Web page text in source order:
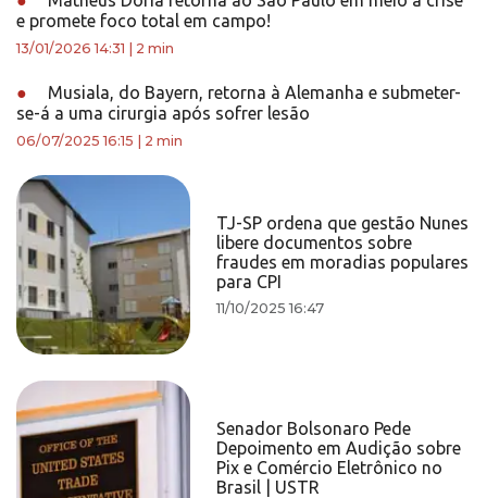
e promete foco total em campo!
13/01/2026 14:31 2 min
●
Musiala, do Bayern, retorna à Alemanha e submeter-
se-á a uma cirurgia após sofrer lesão
06/07/2025 16:15 2 min
TJ-SP ordena que gestão Nunes
libere documentos sobre
fraudes em moradias populares
para CPI
11/10/2025 16:47
Senador Bolsonaro Pede
Depoimento em Audição sobre
Pix e Comércio Eletrônico no
Brasil | USTR